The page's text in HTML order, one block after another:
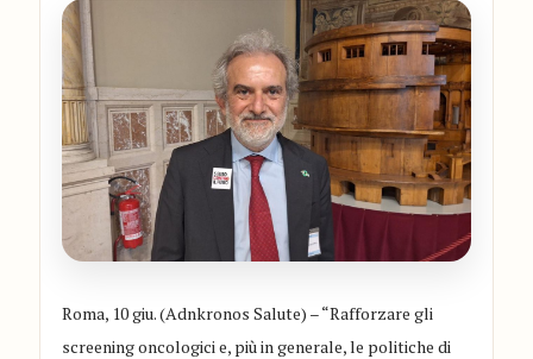
Roma, 10 giu. (Adnkronos Salute) – “Rafforzare gli
screening oncologici e, più in generale, le politiche di